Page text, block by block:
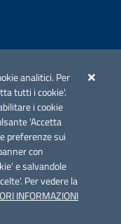
analitici. Per
tutti i cookie'.
i cookie
'Accetta
preferenze sui
con
e salvandole
Per vedere la
INFORMAZIONI
2014-2020. Asse II.